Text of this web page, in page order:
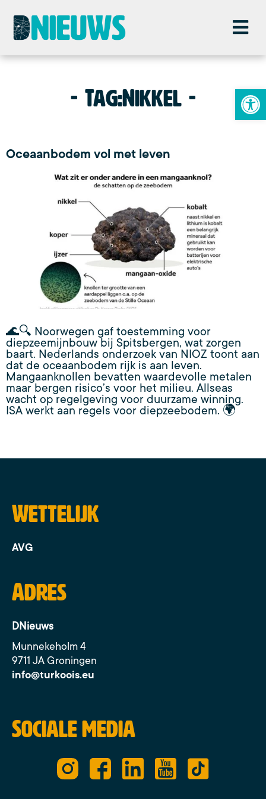
Tag:Nikkel
Oceaanbodem vol met leven
🌊🔍 Noorwegen gaf toestemming voor
diepzeemijnbouw bij Spitsbergen, wat zorgen
baart. Nederlands onderzoek van NIOZ toont aan
dat de oceaanbodem rijk is aan leven.
Mangaanknollen bevatten waardevolle metalen
maar bergen risico’s voor het milieu. Allseas
wacht op regelgeving voor duurzame winning.
ISA werkt aan regels voor diepzeebodem. 🌍
Wettelijk
AVG
Adres
DNieuws
Munnekeholm 4
9711 JA Groningen
info@turkoois.eu
Sociale media